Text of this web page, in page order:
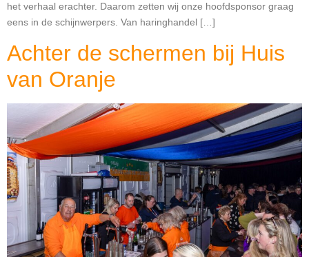
het verhaal erachter. Daarom zetten wij onze hoofdsponsor graag
eens in de schijnwerpers. Van haringhandel […]
Achter de schermen bij Huis
van Oranje